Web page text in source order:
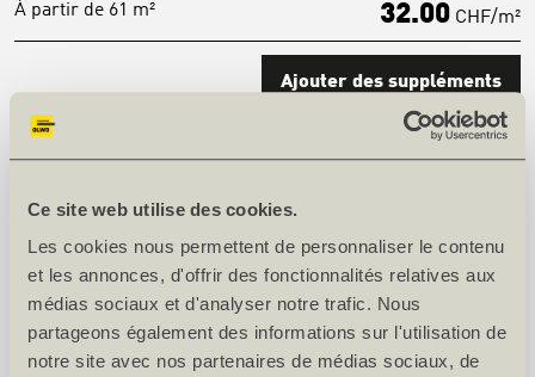
Ce site web utilise des cookies.
Les cookies nous permettent de personnaliser le contenu
et les annonces, d'offrir des fonctionnalités relatives aux
médias sociaux et d'analyser notre trafic. Nous
partageons également des informations sur l'utilisation de
notre site avec nos partenaires de médias sociaux, de
À partir de 61 m²
32.00 CHF/m²
Ajouter des suppléments
Dans le panier
Veuillez indiquer ici vos éventuels besoins spécifiques en
matière de façonnage. Nous en examinerons la faisabilité.
L'article peut être commandé provisoirement.